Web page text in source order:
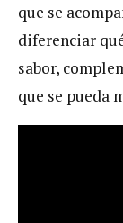
que se
diferenciar
sabor,
que se pueda